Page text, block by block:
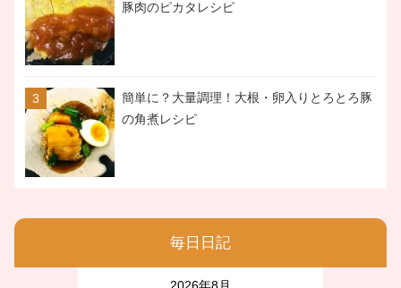
豚肉のピカタレシピ
簡単に？大量調理！大根・卵入りとろとろ豚
の角煮レシピ
毎日日記